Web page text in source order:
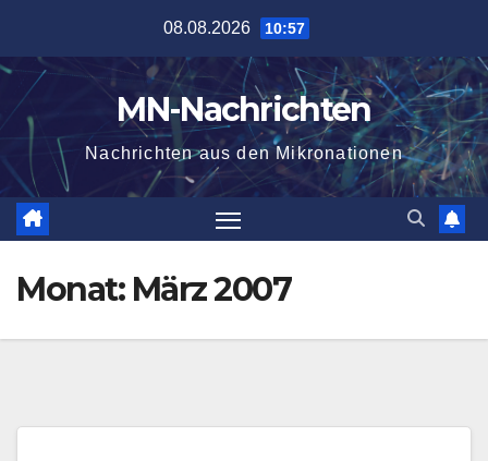
springen
08.08.2026 10:57
MN-Nachrichten
Nachrichten aus den Mikronationen
Monat: März 2007